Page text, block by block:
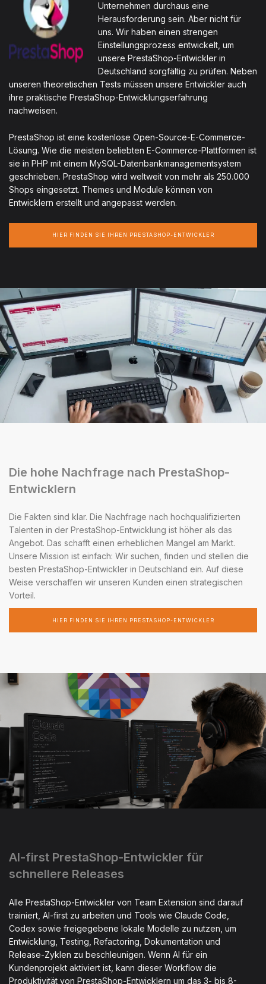
Unternehmen durchaus eine
Herausforderung sein. Aber nicht für
uns. Wir haben einen strengen
Einstellungsprozess entwickelt, um
unsere PrestaShop-Entwickler in
Deutschland sorgfältig zu prüfen. Neben
unseren theoretischen Tests müssen unsere Entwickler auch
ihre praktische PrestaShop-Entwicklungserfahrung
nachweisen.
PrestaShop ist eine kostenlose Open-Source-E-Commerce-
Lösung. Wie die meisten beliebten E-Commerce-Plattformen ist
sie in PHP mit einem MySQL-Datenbankmanagementsystem
geschrieben. PrestaShop wird weltweit von mehr als 250.000
Shops eingesetzt. Themes und Module können von
Entwicklern erstellt und angepasst werden.
HIER FINDEN SIE IHREN PRESTASHOP-ENTWICKLER
Die hohe Nachfrage nach PrestaShop-
Entwicklern
Die Fakten sind klar. Die Nachfrage nach hochqualifizierten
Talenten in der PrestaShop-Entwicklung ist höher als das
Angebot. Das schafft einen erheblichen Mangel am Markt.
Unsere Mission ist einfach: Wir suchen, finden und stellen die
besten PrestaShop-Entwickler in Deutschland ein. Auf diese
Weise verschaffen wir unseren Kunden einen strategischen
Vorteil.
HIER FINDEN SIE IHREN PRESTASHOP-ENTWICKLER
AI-first PrestaShop-Entwickler für
schnellere Releases
Alle PrestaShop-Entwickler von Team Extension sind darauf
trainiert, AI-first zu arbeiten und Tools wie Claude Code,
Codex sowie freigegebene lokale Modelle zu nutzen, um
Entwicklung, Testing, Refactoring, Dokumentation und
Release-Zyklen zu beschleunigen. Wenn AI für ein
Kundenprojekt aktiviert ist, kann dieser Workflow die
Produktivität von PrestaShop-Entwicklern um das 3- bis 8-